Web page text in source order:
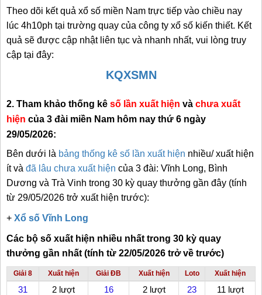
Theo dõi kết quả xổ số miền Nam trực tiếp vào chiều nay
lúc 4h10ph tại trường quay của công ty xổ số kiến thiết. Kết
quả sẽ được cập nhật liên tục và nhanh nhất, vui lòng truy
cập tại đây:
KQXSMN
2. Tham khảo thống kê số lần xuất hiện và chưa xuất
hiện của 3 đài miền Nam hôm nay thứ 6 ngày
29/05/2026:
Bên dưới là bảng thống kê số lần xuất hiện nhiều/ xuất hiện
ít và đã lâu chưa xuất hiện của 3 đài: Vĩnh Long, Bình
Dương và Trà Vinh trong 30 kỳ quay thưởng gần đây (tính
từ 29/05/2026 trở xuất hiện trước):
+ Xổ số Vĩnh Long
Các bộ số xuất hiện nhiều nhất trong 30 kỳ quay
thưởng gần nhất (tính từ 22/05/2026 trở về trước)
Giải 8 Xuất hiện Giải ĐB Xuất hiện Loto Xuất hiện
31 2 lượt 16 2 lượt 23
11 lượt